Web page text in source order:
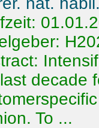
decade
To ...